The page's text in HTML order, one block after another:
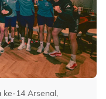
ke-14 Arsenal,